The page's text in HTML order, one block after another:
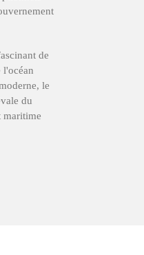
de
l'océan
le
du
maritime